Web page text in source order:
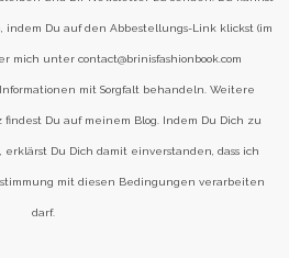
Du auf den Abbestellungs-Link klickst (im
mich unter contact@brinisfashionbook.com
mit Sorgfalt behandeln. Weitere
Du auf meinem Blog. Indem Du Dich zu
Du Dich damit einverstanden, dass ich
mit diesen Bedingungen verarbeiten
darf.